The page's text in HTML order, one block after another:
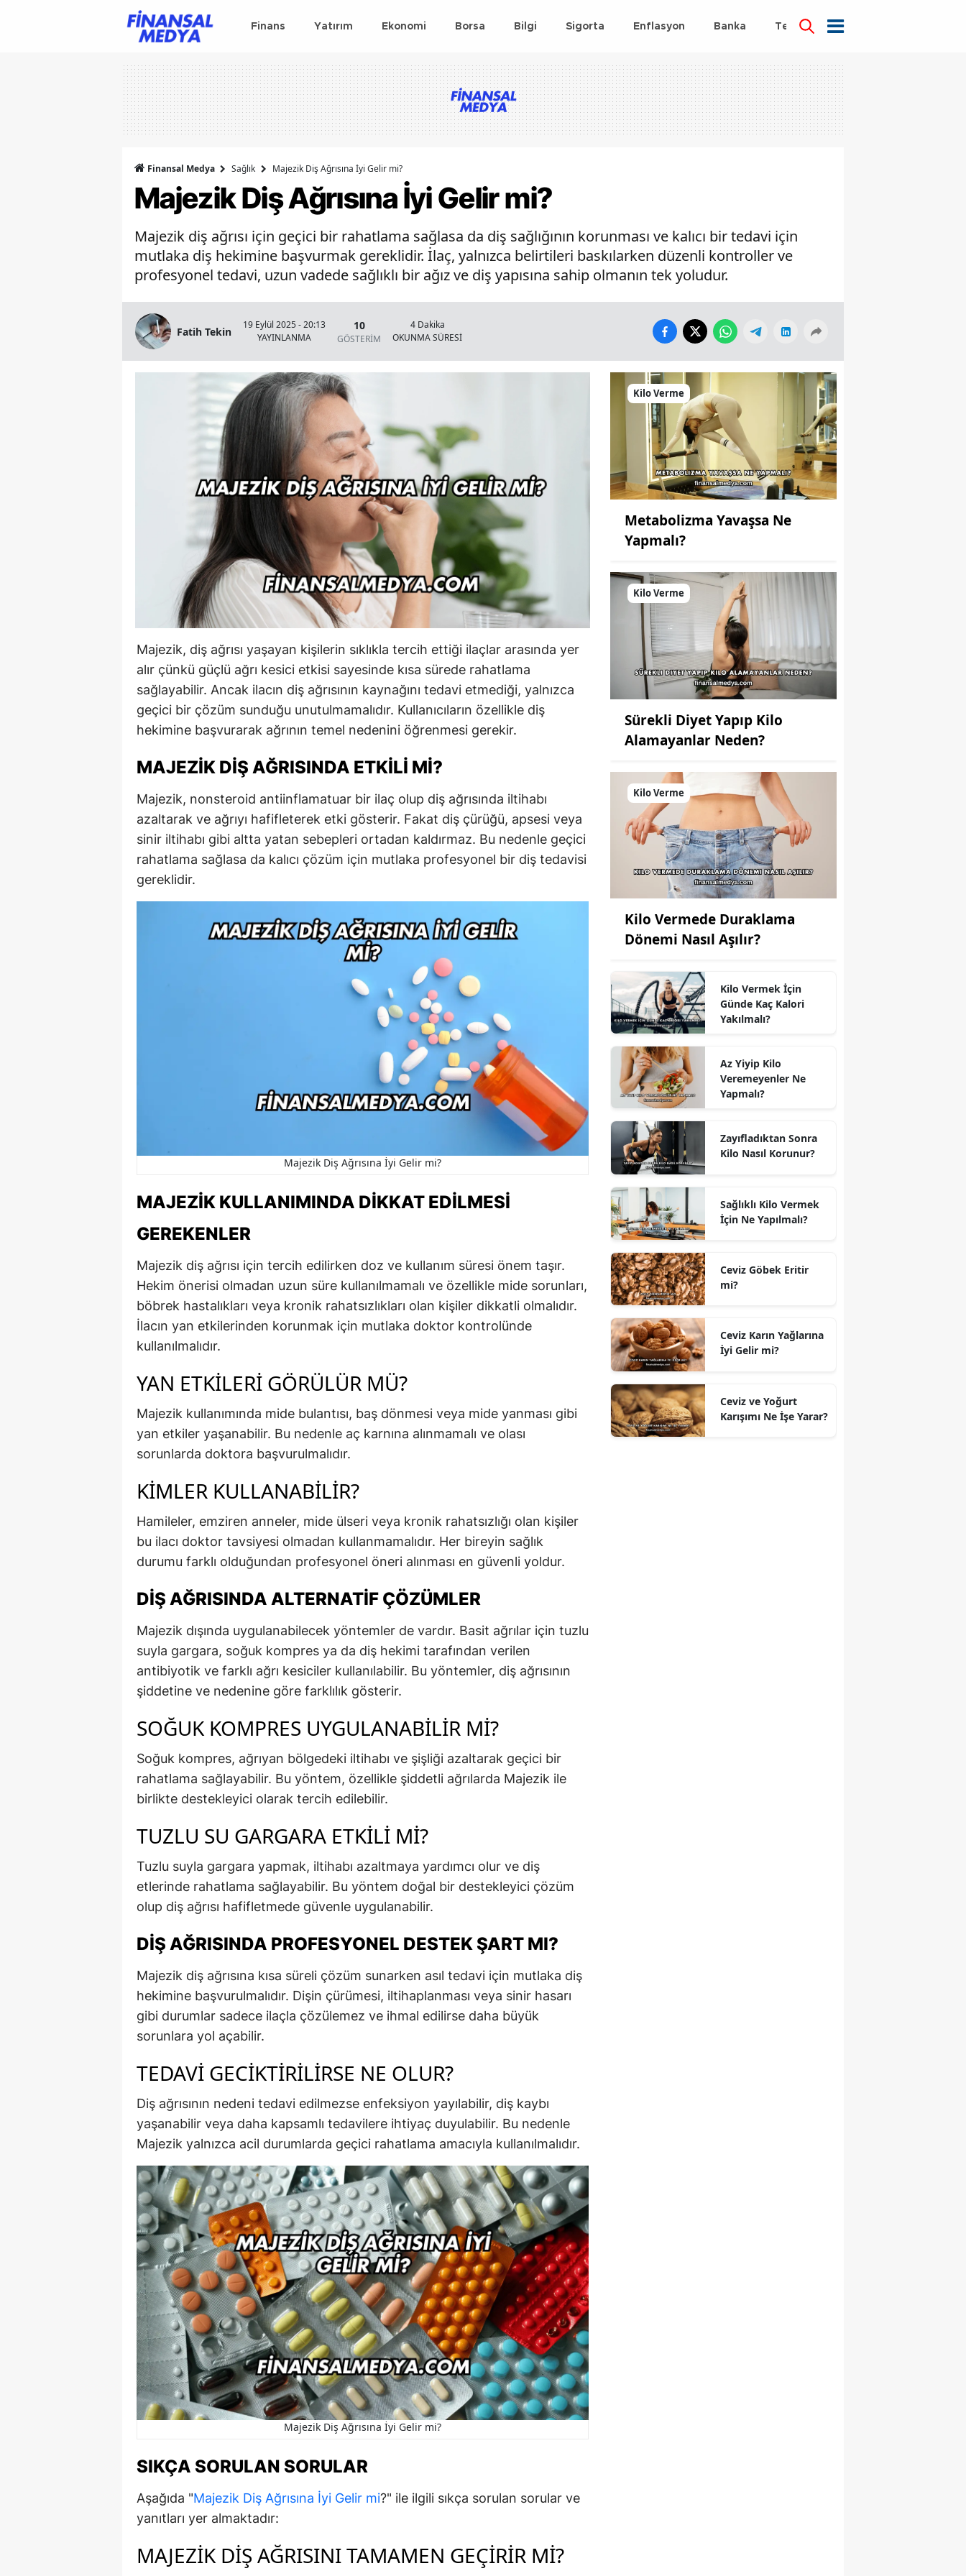
Finans Yatırım Ekonomi Borsa Bilgi Sigorta Enflasyon Banka Teknoloji
Finansal Medya Sağlık Majezik Diş Ağrısına İyi Gelir mi?
Majezik Diş Ağrısına İyi Gelir mi?
Majezik diş ağrısı için geçici bir rahatlama sağlasa da diş sağlığının korunması ve kalıcı bir tedavi için
mutlaka diş hekimine başvurmak gereklidir. İlaç, yalnızca belirtileri baskılarken düzenli kontroller ve
profesyonel tedavi, uzun vadede sağlıklı bir ağız ve diş yapısına sahip olmanın tek yoludur.
Fatih Tekin
19 Eylül 2025 - 20:13
YAYINLANMA
10
GÖSTERİM
4 Dakika
OKUNMA SÜRESİ
Majezik, diş ağrısı yaşayan kişilerin sıklıkla tercih ettiği ilaçlar arasında yer
alır çünkü güçlü ağrı kesici etkisi sayesinde kısa sürede rahatlama
sağlayabilir. Ancak ilacın diş ağrısının kaynağını tedavi etmediği, yalnızca
geçici bir çözüm sunduğu unutulmamalıdır. Kullanıcıların özellikle diş
hekimine başvurarak ağrının temel nedenini öğrenmesi gerekir.
MAJEZIK DIŞ AĞRISINDA ETKILI MI?
Majezik, nonsteroid antiinflamatuar bir ilaç olup diş ağrısında iltihabı
azaltarak ve ağrıyı hafifleterek etki gösterir. Fakat diş çürüğü, apsesi veya
sinir iltihabı gibi altta yatan sebepleri ortadan kaldırmaz. Bu nedenle geçici
rahatlama sağlasa da kalıcı çözüm için mutlaka profesyonel bir diş tedavisi
gereklidir.
Majezik Diş Ağrısına İyi Gelir mi?
MAJEZIK KULLANIMINDA DIKKAT EDILMESI
GEREKENLER
Majezik diş ağrısı için tercih edilirken doz ve kullanım süresi önem taşır.
Hekim önerisi olmadan uzun süre kullanılmamalı ve özellikle mide sorunları,
böbrek hastalıkları veya kronik rahatsızlıkları olan kişiler dikkatli olmalıdır.
İlacın yan etkilerinden korunmak için mutlaka doktor kontrolünde
kullanılmalıdır.
YAN ETKILERI GÖRÜLÜR MÜ?
Majezik kullanımında mide bulantısı, baş dönmesi veya mide yanması gibi
yan etkiler yaşanabilir. Bu nedenle aç karnına alınmamalı ve olası
sorunlarda doktora başvurulmalıdır.
KIMLER KULLANABILIR?
Hamileler, emziren anneler, mide ülseri veya kronik rahatsızlığı olan kişiler
bu ilacı doktor tavsiyesi olmadan kullanmamalıdır. Her bireyin sağlık
durumu farklı olduğundan profesyonel öneri alınması en güvenli yoldur.
DIŞ AĞRISINDA ALTERNATIF ÇÖZÜMLER
Majezik dışında uygulanabilecek yöntemler de vardır. Basit ağrılar için tuzlu
suyla gargara, soğuk kompres ya da diş hekimi tarafından verilen
antibiyotik ve farklı ağrı kesiciler kullanılabilir. Bu yöntemler, diş ağrısının
şiddetine ve nedenine göre farklılık gösterir.
SOĞUK KOMPRES UYGULANABILIR MI?
Soğuk kompres, ağrıyan bölgedeki iltihabı ve şişliği azaltarak geçici bir
rahatlama sağlayabilir. Bu yöntem, özellikle şiddetli ağrılarda Majezik ile
birlikte destekleyici olarak tercih edilebilir.
TUZLU SU GARGARA ETKILI MI?
Tuzlu suyla gargara yapmak, iltihabı azaltmaya yardımcı olur ve diş
etlerinde rahatlama sağlayabilir. Bu yöntem doğal bir destekleyici çözüm
olup diş ağrısı hafifletmede güvenle uygulanabilir.
DIŞ AĞRISINDA PROFESYONEL DESTEK ŞART MI?
Majezik diş ağrısına kısa süreli çözüm sunarken asıl tedavi için mutlaka diş
hekimine başvurulmalıdır. Dişin çürümesi, iltihaplanması veya sinir hasarı
gibi durumlar sadece ilaçla çözülemez ve ihmal edilirse daha büyük
sorunlara yol açabilir.
TEDAVI GECIKTIRILIRSE NE OLUR?
Diş ağrısının nedeni tedavi edilmezse enfeksiyon yayılabilir, diş kaybı
yaşanabilir veya daha kapsamlı tedavilere ihtiyaç duyulabilir. Bu nedenle
Majezik yalnızca acil durumlarda geçici rahatlama amacıyla kullanılmalıdır.
Majezik Diş Ağrısına İyi Gelir mi?
SIKÇA SORULAN SORULAR
Aşağıda "Majezik Diş Ağrısına İyi Gelir mi?" ile ilgili sıkça sorulan sorular ve
yanıtları yer almaktadır:
MAJEZIK DIŞ AĞRISINI TAMAMEN GEÇIRIR MI?
Kilo Verme
Metabolizma Yavaşsa Ne
Yapmalı?
Kilo Verme
Sürekli Diyet Yapıp Kilo
Alamayanlar Neden?
Kilo Verme
Kilo Vermede Duraklama
Dönemi Nasıl Aşılır?
Kilo Vermek İçin
Günde Kaç Kalori
Yakılmalı?
Az Yiyip Kilo
Veremeyenler Ne
Yapmalı?
Zayıfladıktan Sonra
Kilo Nasıl Korunur?
Sağlıklı Kilo Vermek
İçin Ne Yapılmalı?
Ceviz Göbek Eritir
mi?
Ceviz Karın Yağlarına
İyi Gelir mi?
Ceviz ve Yoğurt
Karışımı Ne İşe Yarar?